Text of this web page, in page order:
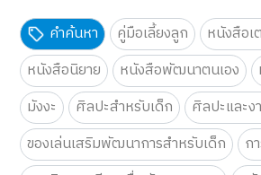
คำค้นหา คู่มือเลี้ยงลูก
หนังสือ
หนังสือนิยาย
หนังสือพัฒนาตนเอง
มังงะ
ศิลปะสำหรับเด็ก
ศิลปะและ
ของเล่นเสริมพัฒนาการสำหรับเด็ก
ก